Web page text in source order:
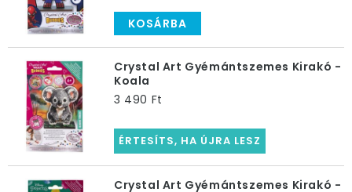
KOSÁRBA
Crystal Art Gyémántszemes Kirakó -
Koala
3 490 Ft
ÉRTESÍTS, HA ÚJRA LESZ
Crystal Art Gyémántszemes Kirakó -